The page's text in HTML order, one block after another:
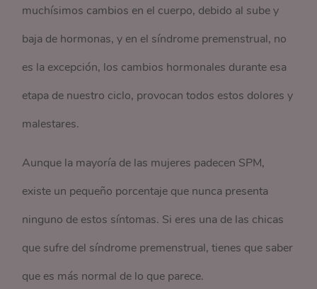
muchísimos cambios en el cuerpo, debido al sube y
baja de hormonas, y en el síndrome premenstrual, no
es la excepción, los cambios hormonales durante esa
etapa de nuestro ciclo, provocan todos estos dolores y
malestares.
Aunque la mayoría de las mujeres padecen SPM,
existe un pequeño porcentaje que nunca presenta
ninguno de estos síntomas. Si eres una de las chicas
que sufre del síndrome premenstrual, tienes que saber
que es más normal de lo que parece.